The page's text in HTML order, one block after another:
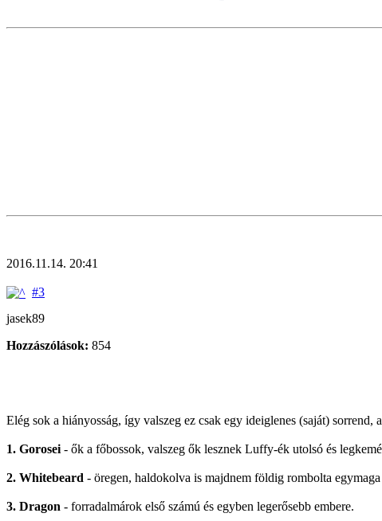
2016.11.14. 20:41
#3
jasek89
Hozzászólások: 854
Elég sok a hiányosság, így valszeg ez csak egy ideiglenes (saját) sorrend,
1. Gorosei - ők a főbossok, valszeg ők lesznek Luffy-ék utolsó és
2. Whitebeard - öregen, haldokolva is majdnem földig rombolta egymaga
3. Dragon - forradalmárok első számú és egyben legerősebb embere.